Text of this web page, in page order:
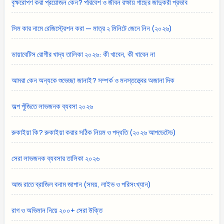
বৃক্ষরোপণ করা প্রয়োজন কেন? পরিবেশ ও জীবন রক্ষায় গাছের জাদুকরী প্রভাব
সিম কার নামে রেজিস্ট্রেশন করা — মাত্র ২ মিনিটে জেনে নিন (২০২৬)
ডায়াবেটিস রোগীর খাদ্য তালিকা ২০২৬: কী খাবেন, কী খাবেন না
আমরা কেন অন্যকে শুভেচ্ছা জানাই? সম্পর্ক ও মনস্তত্ত্বের অজানা দিক
অল্প পুঁজিতে লাভজনক ব্যবসা ২০২৬
রুকাইয়া কি? রুকাইয়া করার সঠিক নিয়ম ও পদ্ধতি (২০২৬ আপডেটেড)
সেরা লাভজনক ব্যবসার তালিকা ২০২৬
আজ রাতে ব্রাজিল বনাম জাপান (সময়, লাইভ ও পরিসংখ্যান)
রাগ ও অভিমান নিয়ে ২০০+ সেরা উক্তি